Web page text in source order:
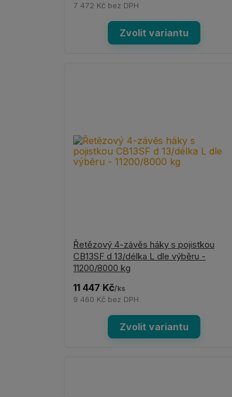
7 472 Kč bez DPH
Zvolit variantu
Řetězový 4-závěs háky s pojistkou
CB13SF d 13/délka L dle výběru -
11200/8000 kg
11 447 Kč/ks
9 460 Kč bez DPH
Zvolit variantu